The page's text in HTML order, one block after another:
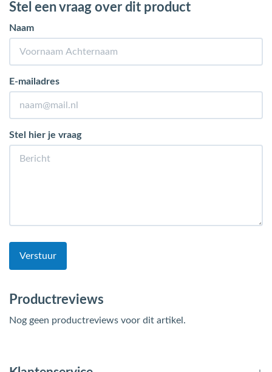
Stel een vraag over dit product
Naam
E-mailadres
Stel hier je vraag
Verstuur
Productreviews
Nog geen productreviews voor dit artikel.